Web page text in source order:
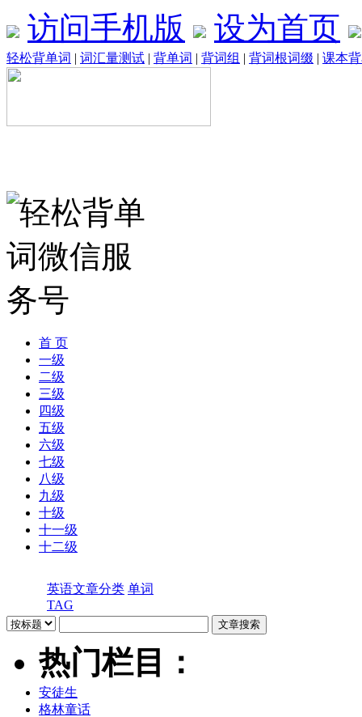
访问手机版 设为首页
轻松背单词 | 词汇量测试 | 背单词 | 背词组 | 背词根词缀 | 课本
首 页
一级
二级
三级
四级
五级
六级
七级
八级
九级
十级
十一级
十二级
英语文章分类 单词
TAG
热门栏目：
安徒生
格林童话